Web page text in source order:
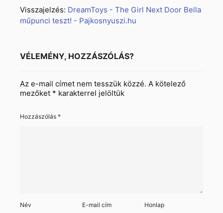
Visszajelzés: DreamToys - The Girl Next Door Bella
műpunci teszt! - Pajkosnyuszi.hu
VÉLEMÉNY, HOZZÁSZÓLÁS?
Az e-mail címet nem tesszük közzé. A kötelező
mezőket * karakterrel jelöltük
Hozzászólás *
Név E-mail cím Honlap